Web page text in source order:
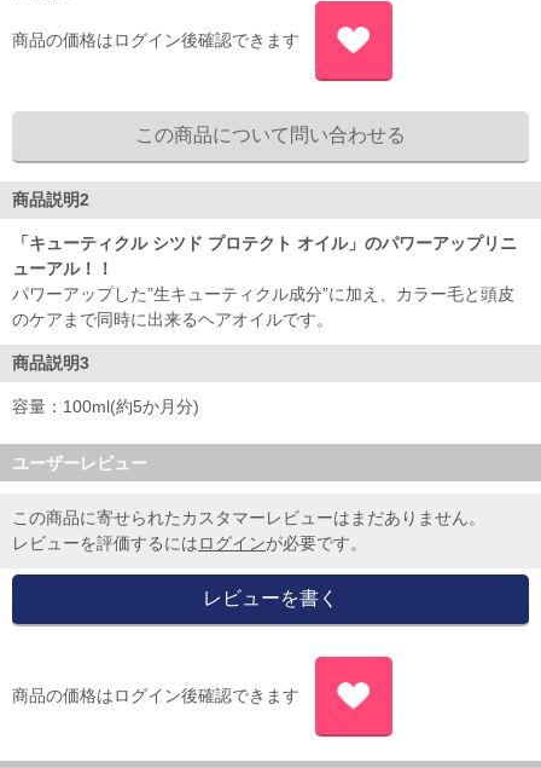
商品の価格はログイン後確認できます
商品説明2
「キューティクル シツド プロテクト オイル」のパワーアップリニ
ューアル！！
パワーアップした”生キューティクル成分”に加え、カラー毛と頭皮
のケアまで同時に出来るヘアオイルです。
商品説明3
容量：100ml(約5か月分)
ユーザーレビュー
この商品に寄せられたカスタマーレビューはまだありません。
レビューを評価するにはログインが必要です。
商品の価格はログイン後確認できます